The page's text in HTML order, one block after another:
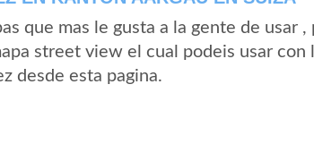
que mas le gusta a la gente de usar ,
street view el cual podeis usar con
desde esta pagina.